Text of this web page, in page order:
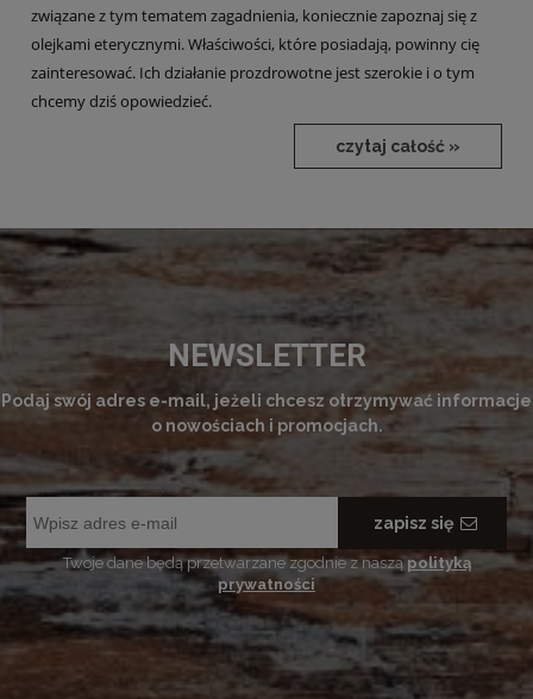
związane z tym tematem zagadnienia, koniecznie zapoznaj się z
olejkami eterycznymi. Właściwości, które posiadają, powinny cię
zainteresować. Ich działanie prozdrowotne jest szerokie i o tym
chcemy dziś opowiedzieć.
czytaj całość »
NEWSLETTER
Podaj swój adres e-mail, jeżeli chcesz otrzymywać informacje
o nowościach i promocjach.
zapisz się
Twoje dane będą przetwarzane zgodnie z naszą polityką
prywatności